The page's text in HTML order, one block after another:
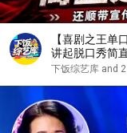
【喜剧之王单
讲起脱口秀简
夫女足》！#
下饭综艺库 and